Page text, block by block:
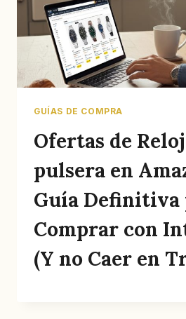
GUÍAS DE COMPRA
Ofertas de
pulsera en
Guía Definitiva
Comprar con
(Y no Caer en